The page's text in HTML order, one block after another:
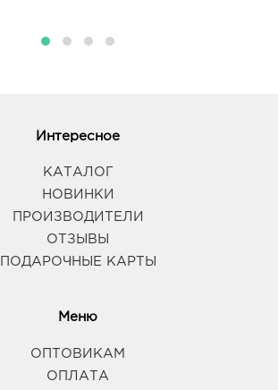
Интересное
КАТАЛОГ
НОВИНКИ
ПРОИЗВОДИТЕЛИ
ОТЗЫВЫ
ПОДАРОЧНЫЕ КАРТЫ
Меню
ОПТОВИКАМ
ОПЛАТА